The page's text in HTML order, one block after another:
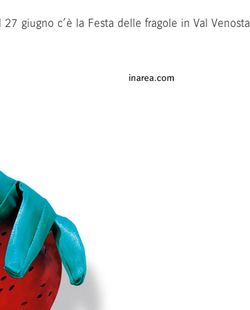
Il 27 giugno c’è la Festa delle fragole in Val Venosta